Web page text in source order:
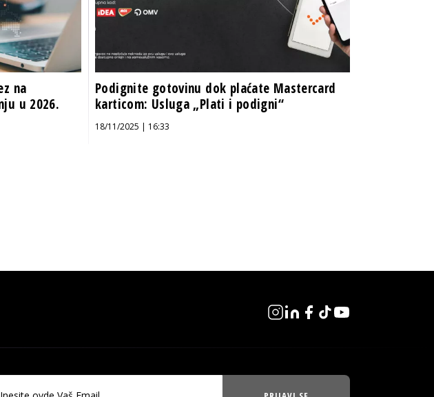
na
u 2026.
Podignite gotovinu dok plaćate Mastercard
karticom: Usluga „Plati i podigni“
18/11/2025 | 16:33